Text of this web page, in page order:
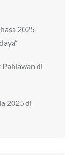
2025
Pahlawan di
2025 di